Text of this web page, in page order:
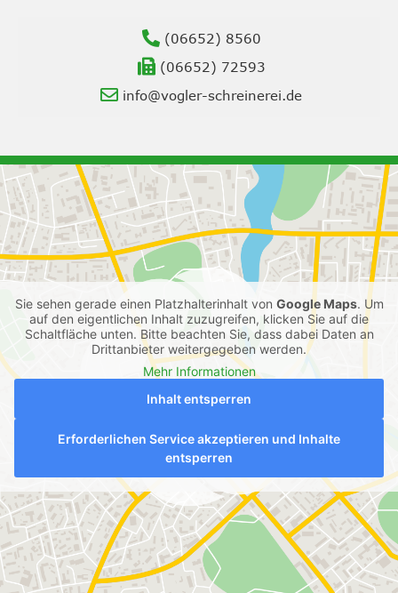
(06652) 8560
(06652) 72593
info@vogler-schreinerei.de
Sie sehen gerade einen Platzhalterinhalt von Google Maps. Um
auf den eigentlichen Inhalt zuzugreifen, klicken Sie auf die
Schaltfläche unten. Bitte beachten Sie, dass dabei Daten an
Drittanbieter weitergegeben werden.
Mehr Informationen
Inhalt entsperren
Erforderlichen Service akzeptieren und Inhalte
entsperren